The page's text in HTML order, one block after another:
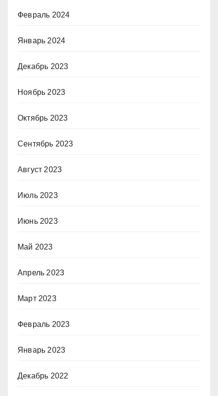
Февраль 2024
Январь 2024
Декабрь 2023
Ноябрь 2023
Октябрь 2023
Сентябрь 2023
Август 2023
Июль 2023
Июнь 2023
Май 2023
Апрель 2023
Март 2023
Февраль 2023
Январь 2023
Декабрь 2022